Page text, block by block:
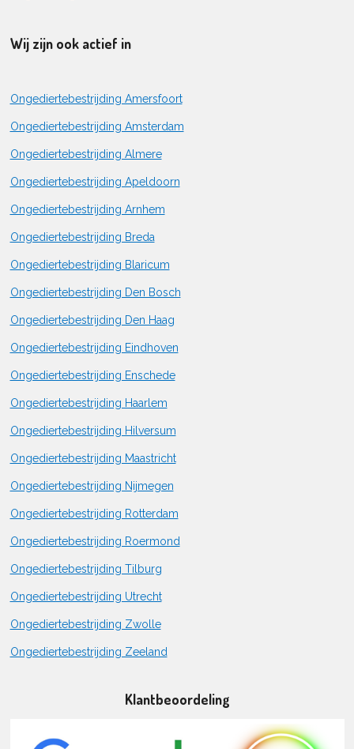
Wij zijn ook actief in
Ongediertebestrijding Amersfoort
Ongediertebestrijding Amsterdam
Ongediertebestrijding Almere
Ongediertebestrijding Apeldoorn
Ongediertebestrijding Arnhem
Ongediertebestrijding Breda
Ongediertebestrijding Blaricum
Ongediertebestrijding Den Bosch
Ongediertebestrijding Den Haag
Ongediertebestrijding Eindhoven
Ongediertebestrijding Enschede
Ongediertebestrijding Haarlem
Ongediertebestrijding Hilversum
Ongediertebestrijding Maastricht
Ongediertebestrijding Nijmegen
Ongediertebestrijding Rotterdam
Ongediertebestrijding Roermond
Ongediertebestrijding Tilburg
Ongediertebestrijding Utrecht
Ongediertebestrijding Zwolle
Ongediertebestrijding Zeeland
Klantbeoordeling